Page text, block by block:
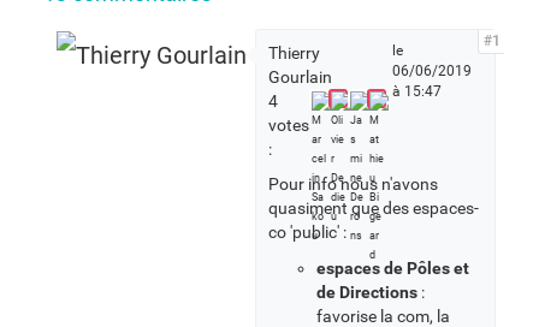
Thierry
Gourlain
4
votes
:
le
06/06/2019
à 15:47
#1
Pour info nous n'avons
quasiment que des espaces-
co 'public' :
espaces de Pôles et
de Directions :
favorise la com, la